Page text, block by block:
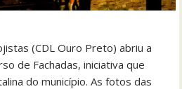
(CDL Ouro Preto) abriu a
de Fachadas, iniciativa que
do município. As fotos das